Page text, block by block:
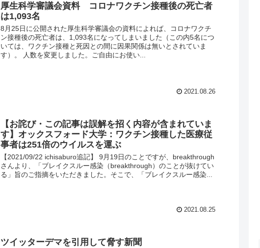
厚生科学審議会資料 コロナワクチン接種後の死亡者
は1,093名
8月25日に公開された厚生科学審議会の資料によれば、コロナワクチ
ン接種後の死亡者は、1,093名になってしまいました（この内5名につ
いては、ワクチン接種と死因との間に因果関係は無いとされていま
す）。 人数を変更しました。ご自由にお使い...
2021.08.26
【お詫び・この記事は誤解を招く内容が含まれていま
す】オックスフォード大学：ワクチン接種した医療従
事者は251倍のウイルスを運ぶ
【2021/09/22 ichisaburo追記】 9月19日のことですが、breakthrough
さんより、「ブレイクスルー感染（breakthrough）のことが抜けてい
る」旨のご指摘をいただきました。そこで、「ブレイクスルー感染...
2021.08.25
ツイッターデマを引用して脅す新聞